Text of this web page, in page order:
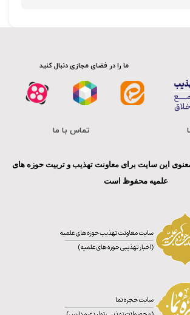
ما را در فضای مجازی دنبال کنید
تماس با ما
این سایت برای معاونت تهذیب و تربیت حوزه های
علمیه محفوظ است